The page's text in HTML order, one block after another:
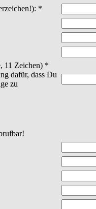
: *
11 Zeichen) *
dafür, dass Du
zu